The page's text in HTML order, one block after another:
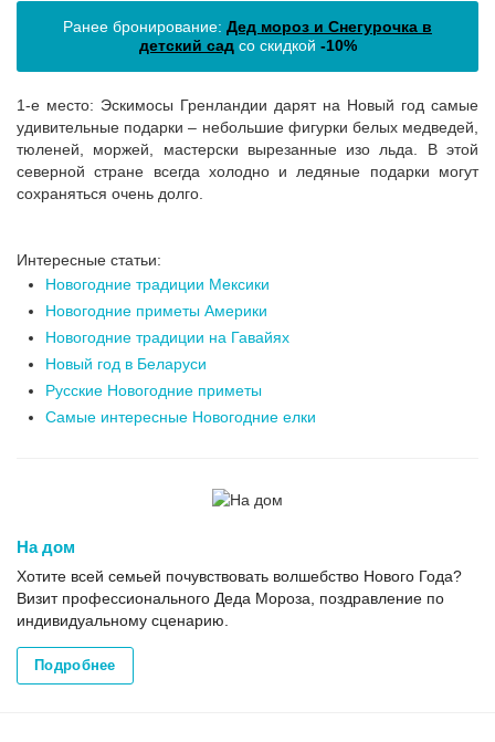
Ранее бронирование: Дед мороз и Снегурочка в
детский садсо скидкой -10%
1-е место: Эскимосы Гренландии дарят на Новый год самые
удивительные подарки – небольшие фигурки белых медведей,
тюленей, моржей, мастерски вырезанные изо льда. В этой
северной стране всегда холодно и ледяные подарки могут
сохраняться очень долго.
Интересные статьи:
Новогодние традиции Мексики
Новогодние приметы Америки
Новогодние традиции на Гавайях
Новый год в Беларуси
Русские Новогодние приметы
Самые интересные Новогодние елки
На дом
Хотите всей семьей почувствовать волшебство Нового Года?
Визит профессионального Деда Мороза, поздравление по
индивидуальному сценарию.
Подробнее